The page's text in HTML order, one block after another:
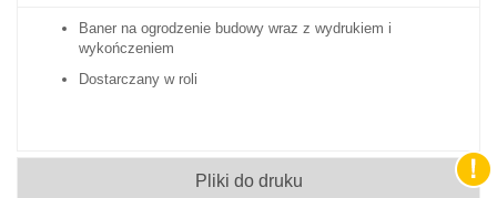
Baner na ogrodzenie budowy wraz z wydrukiem i
wykończeniem
Dostarczany w roli
Pliki do druku